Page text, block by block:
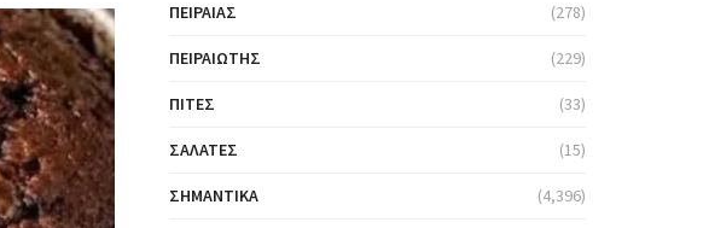
ΠΕΙΡΑΙΆΣ (278)
ΠΕΙΡΑΙΏΤΗΣ (229)
ΠΊΤΕΣ (33)
ΣΑΛΆΤΕΣ (15)
ΣΗΜΑΝΤΙΚΆ (4,396)